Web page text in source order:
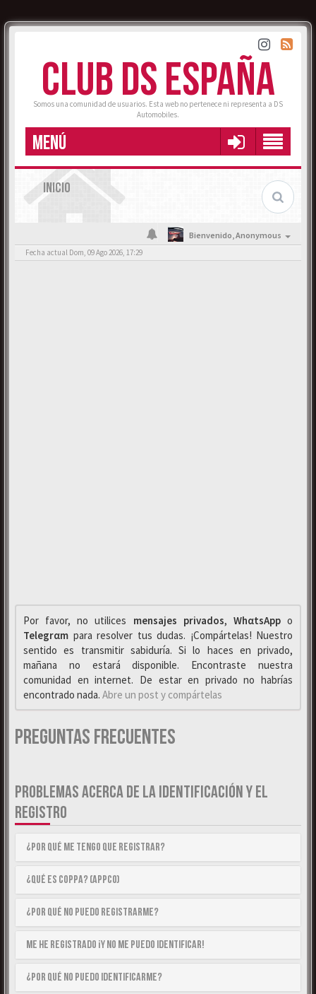
CLUB DS ESPAÑA
Somos una comunidad de usuarios. Esta web no pertenece ni representa a DS
Automobiles.
MENÚ
INICIO
Bienvenido,Anonymous
Fecha actual Dom, 09 Ago 2026, 17:29
Por favor, no utilices mensajes privados, WhαtsAppo
Telegrαm para resolver tus dudas. ¡Compártelas! Nuestro
sentido es transmitir sabiduría. Si lo haces en privado,
mañana no estará disponible. Encontraste nuestra
comunidad en internet. De estar en privado no habrías
encontrado nada. Abre un post y compártelas
Preguntas Frecuentes
PROBLEMAS ACERCA DE LA IDENTIFICACIÓN Y EL
REGISTRO
¿Por qué me tengo que registrar?
¿Qué es COPPA? (APPCO)
¿Por qué no puedo registrarme?
Me he registrado ¡y no me puedo identificar!
¿Por qué no puedo identificarme?